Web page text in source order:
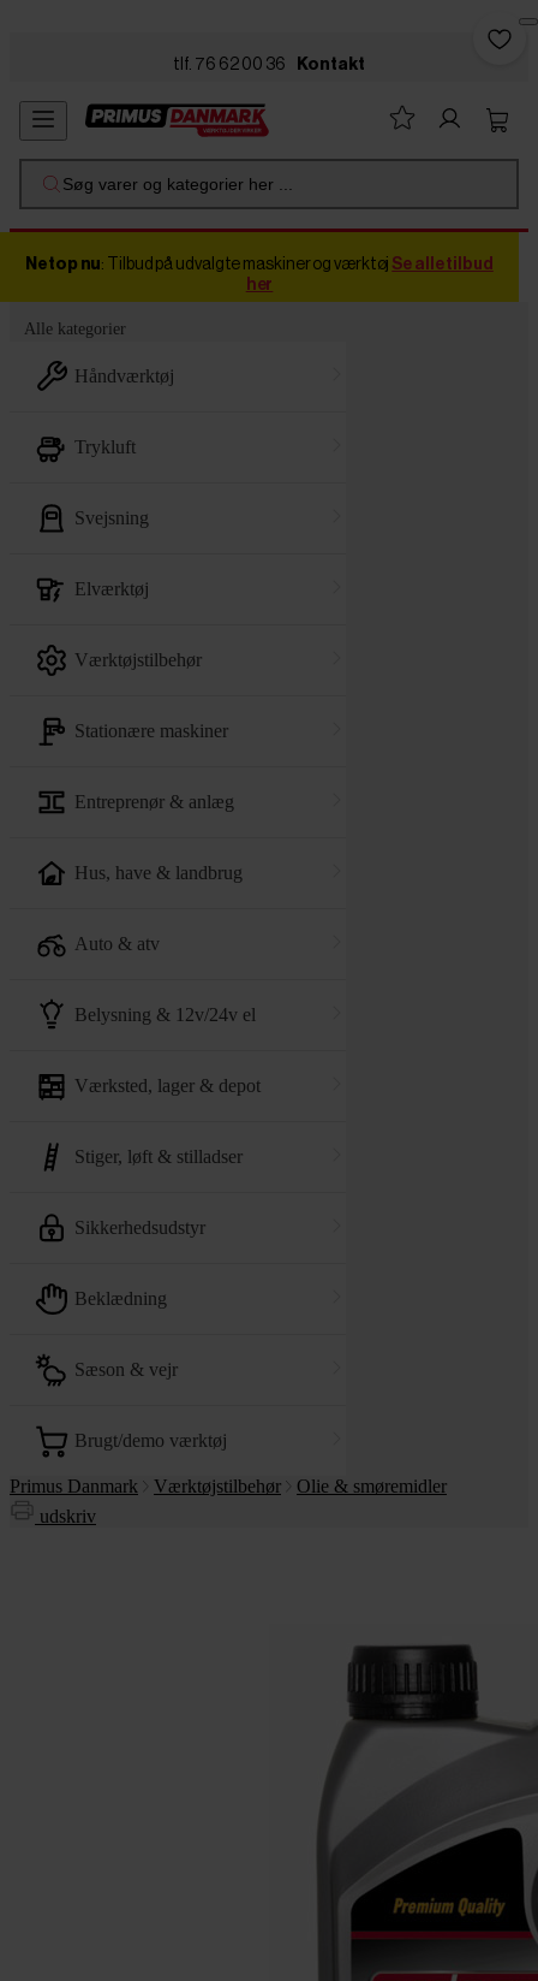
tlf. 76 62 00 36 Kontakt
Søg varer og kategorier her ...
Netop nu: Tilbud på udvalgte maskiner og værktøj Se alle tilbud
her
Alle kategorier
håndværktøj
trykluft
svejsning
elværktøj
værktøjstilbehør
stationære maskiner
entreprenør & anlæg
hus, have & landbrug
auto & atv
belysning & 12v/24v el
værksted, lager & depot
stiger, løft & stilladser
sikkerhedsudstyr
beklædning
sæson & vejr
brugt/demo værktøj
Primus Danmark Værktøjstilbehør
Olie & smøremidler
udskriv